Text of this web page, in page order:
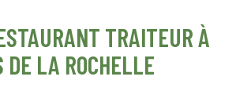
TRAITEUR À
DE LA ROCHELLE